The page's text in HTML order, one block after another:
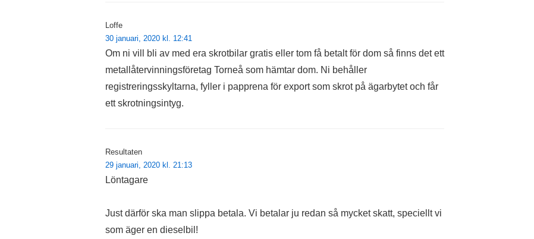
Loffe
30 januari, 2020 kl. 12:41
Om ni vill bli av med era skrotbilar gratis eller tom få betalt för dom så finns det ett
metallåtervinningsföretag Torneå som hämtar dom. Ni behåller
registreringsskyltarna, fyller i papprena för export som skrot på ägarbytet och får
ett skrotningsintyg.
Resultaten
29 januari, 2020 kl. 21:13
Löntagare
Just därför ska man slippa betala. Vi betalar ju redan så mycket skatt, speciellt vi
som äger en dieselbil!